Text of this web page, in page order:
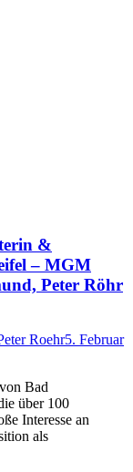
&
– MGM
Peter Röhr
Roehr5. Februar
Bad
über 100
Interesse an
als